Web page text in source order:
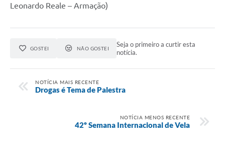
Leonardo Reale – Armação)
GOSTEI NÃO GOSTEI
Seja o primeiro a curtir esta
notícia.
NOTÍCIA MAIS RECENTE
Drogas é Tema de Palestra
NOTÍCIA MENOS RECENTE
42º Semana Internacional de Vela